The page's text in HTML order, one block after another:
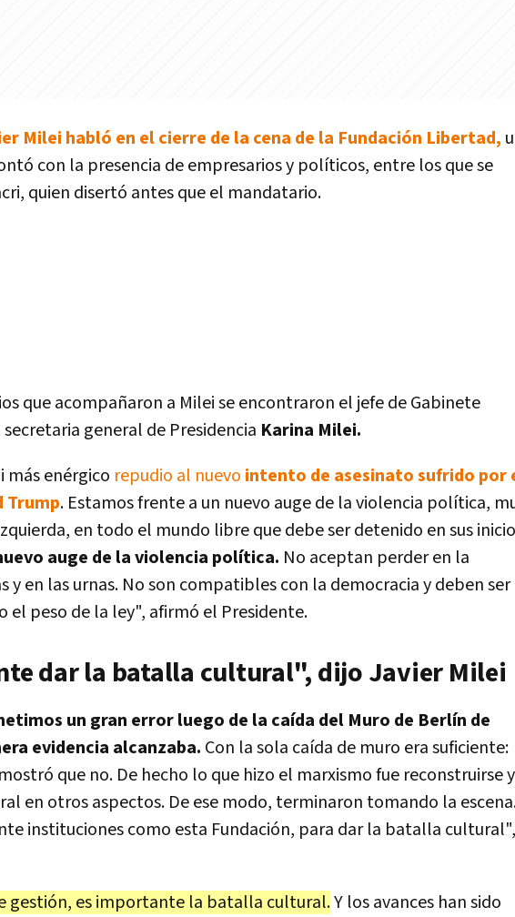
Milei habló en el cierre de la cena de la Fundación Libertad,
con la presencia de empresarios y políticos, entre los que se
quien disertó antes que el mandatario.
que acompañaron a Milei se encontraron el jefe de Gabinete
secretaria general de Presidencia Karina Milei.
más enérgico repudio al nuevo intento de asesinato sufrido por
Trump. Estamos frente a un nuevo auge de la violencia política,
en todo el mundo libre que debe ser detenido en sus
auge de la violencia política. No aceptan perder en la
y en las urnas. No son compatibles con la democracia y deben ser
el peso de la ley", afirmó el Presidente.
dar la batalla cultural", dijo Javier Milei
un gran error luego de la caída del Muro de Berlín de
evidencia alcanzaba. Con la sola caída de muro era suficiente:
que no. De hecho lo que hizo el marxismo fue reconstruirse y
en otros aspectos. De ese modo, terminaron tomando la
instituciones como esta Fundación, para dar la batalla cultural",
gestión, es importante la batalla cultural.Y los avances han sido